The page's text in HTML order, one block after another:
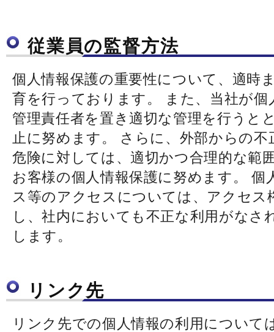
従業員の監督方法
個人情報保護の重要性について、適時
育を行っております。 また、当社が個
管理責任者を置き適切な管理を行うと
止に努めます。 さらに、外部からの
危険に対しては、適切かつ合理的な範
お客様の個人情報保護に努めます。 個
ス等のアクセスについては、アクセス
し、社内においても不正な利用がなさ
します。
リンク先
リンク先での個人情報の利用について